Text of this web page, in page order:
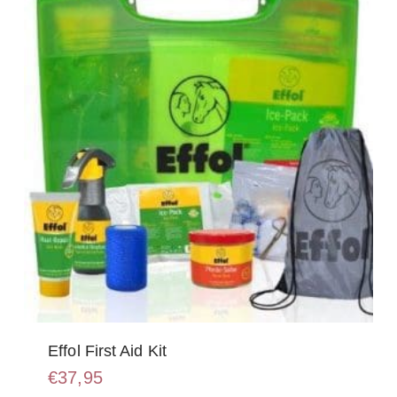
kan
gekozen
worden
productpagina
Effol First Aid Kit
€37,95